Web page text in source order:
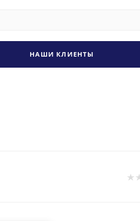
НАШИ КЛИЕНТЫ